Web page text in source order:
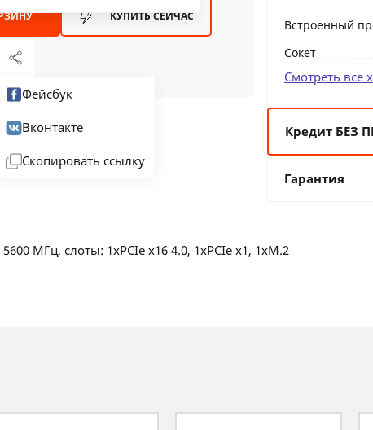
КУПИТЬСЕЙЧАС
Фейсбук
Вконтакте
Скопировать ссылку
Встроенный
Сокет
Смотреть все
Кредит БЕЗ
12 мес:23
Гарантия
МГц, слоты: 1xPCIe x16 4.0, 1xPCIe x1, 1xM.2